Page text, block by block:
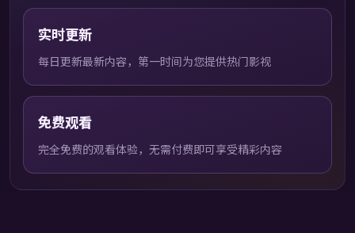
实时更新
每日更新最新内容，第一时间为您提供热门影视
免费观看
完全免费的观看体验，无需付费即可享受精彩内容